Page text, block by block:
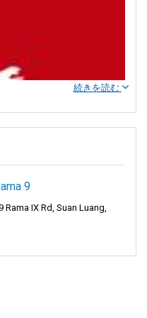
続きを読む
9
Rama IX Rd, Suan Luang,